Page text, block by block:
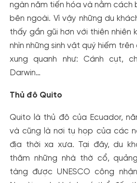
ngàn năm tiến hóa và nằm cách
bên ngoài. Vì vậy những du
thấy gần gũi hơn với thiên nhiên
nhìn những sinh vật quý hiếm
xung quanh như: Cánh cụt,
Darwin…
Thủ đô Quito
Quito là thủ đô của Ecuador,
và cũng là nơi tụ họp của các
địa thời xa xưa. Tại đây, du
thăm những nhà thờ cổ,
tàng được UNESCO công